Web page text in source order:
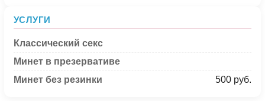
УСЛУГИ
Классический секс
Минет в презервативе
Минет без резинки
500 руб.